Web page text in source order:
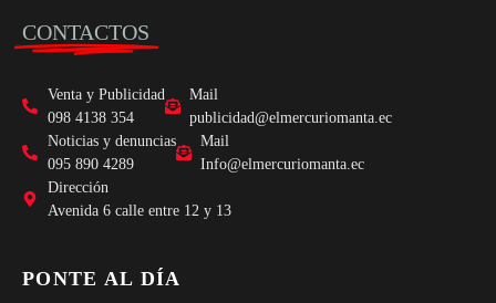
CONTACTOS
Venta y Publicidad
098 4138 354
Mail
publicidad@elmercuriomanta.ec
Noticias y denuncias
095 890 4289
Mail
Info@elmercuriomanta.ec
Dirección
Avenida 6 calle entre 12 y 13
PONTE AL DÍA